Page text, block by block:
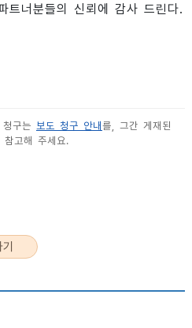
트너분들의 신뢰에 감사 드린다.
구는 보도 청구 안내 를, 그간 게재된
참고해 주세요.